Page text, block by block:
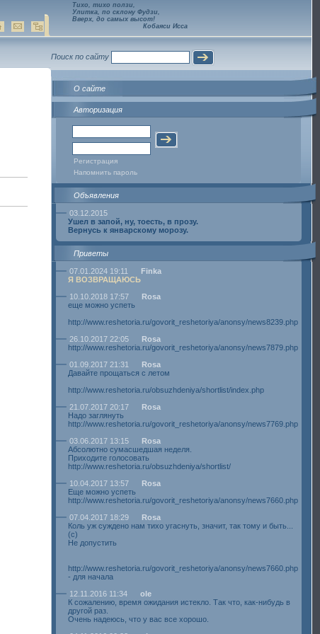
Тихо, тихо ползи,
Улитка, по склону Фудзи,
Вверх, до самых высот!
Кобаяси Исса
Поиск по сайту
О сайте
Авторизация
Регистрация
Напомнить пароль
Объявления
03.12.2015
Ушел в запой, ну, тоесть, в прозу.
Вернусь к январскому морозу.
Приветы
07.01.2024 19:11
Finka
Я ВОЗВРАЩАЮСЬ
10.10.2018 17:57
Rosa
еще можно успеть
http://www.reshetoria.ru/govorit_reshetoriya/anonsy/news8239.php
26.10.2017 22:05
Rosa
http://www.reshetoria.ru/govorit_reshetoriya/anonsy/news7879.php
01.09.2017 21:31
Rosa
Давайте прощаться с летом
http://www.reshetoria.ru/obsuzhdeniya/shortlist/index.php
21.07.2017 20:17
Rosa
Надо заглянуть
http://www.reshetoria.ru/govorit_reshetoriya/anonsy/news7769.php
03.06.2017 13:15
Rosa
Абсолютно сумасшедшая неделя.
Приходите голосовать
http://www.reshetoria.ru/obsuzhdeniya/shortlist/
10.04.2017 13:57
Rosa
Еще можно успеть
http://www.reshetoria.ru/govorit_reshetoriya/anonsy/news7660.php
07.04.2017 18:29
Rosa
Коль уж суждено нам тихо угаснуть, значит, так тому и быть...
(с)
Не допустить
http://www.reshetoria.ru/govorit_reshetoriya/anonsy/news7660.php
- для начала
12.11.2016 11:34
ole
К сожалению, время ожидания истекло. Так что, как-нибудь в
другой раз.
Очень надеюсь, что у вас все хорошо.